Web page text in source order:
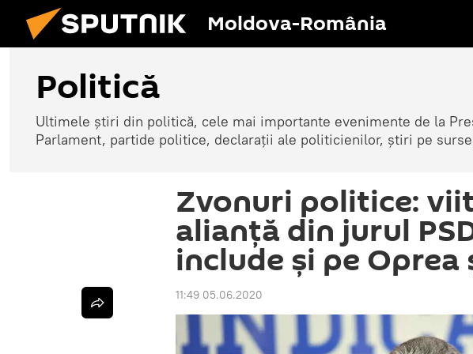
Moldova-România
Politică
Ultimele știri din politică, cele mai importante evenimente de la
Parlament, partide politice, declarații ale politicienilor, știri pe
Zvonuri politice:
alianță din jurul
include și pe Oprea
11:49 05.06.2020